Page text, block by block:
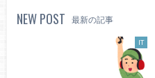
NEW POST 最新の記事
IT